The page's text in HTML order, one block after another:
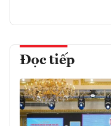
Đọc tiếp